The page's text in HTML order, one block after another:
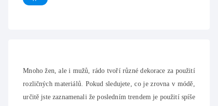
Mnoho žen, ale i mužů, rádo tvoří různé dekorace za použití
rozličných materiálů. Pokud sledujete, co je zrovna v módě,
určitě jste zaznamenali že posledním trendem je použití spíše